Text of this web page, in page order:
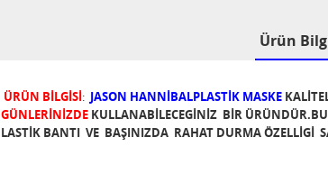
Ürün
ÜRÜN BİLGİSİ: JASON HANNİBALPLASTİK MASKE
GÜNLERİNİZDEKULLANABİLECEGİNİZ BİR
LASTİK BANTI VE BAŞINIZDA RAHAT DURMA ÖZELLİGİ